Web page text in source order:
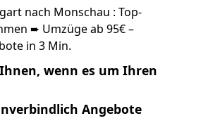
nach Monschau : Top-
➨ Umzüge ab 95€ –
in 3 Min.
wenn es um Ihren
Angebote